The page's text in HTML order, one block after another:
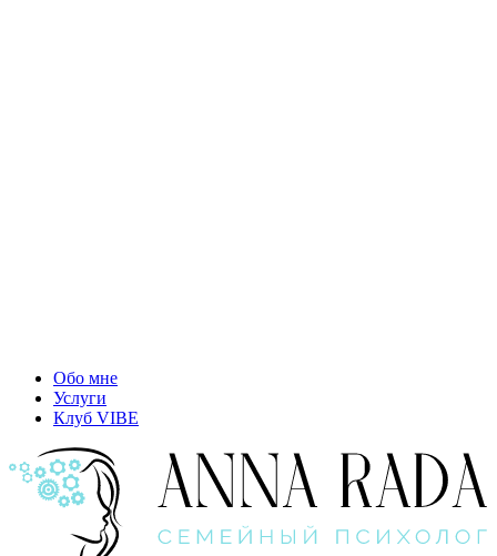
Обо мне
Услуги
Клуб VIBE